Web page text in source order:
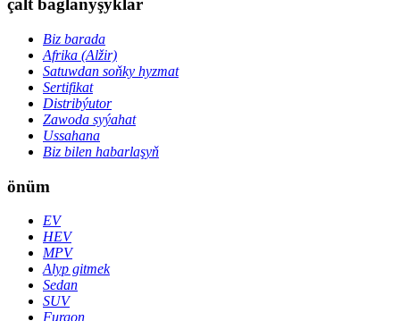
çalt baglanyşyklar
Biz barada
Afrika (Alžir)
Satuwdan soňky hyzmat
Sertifikat
Distribýutor
Zawoda syýahat
Ussahana
Biz bilen habarlaşyň
önüm
EV
HEV
MPV
Alyp gitmek
Sedan
SUV
Furgon